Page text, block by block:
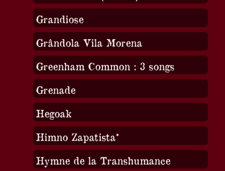
Grandiose
Grândola Vila Morena
Greenham Common : 3 songs
Grenade
Hegoak
Himno Zapatista*
Hymne de la Transhumance